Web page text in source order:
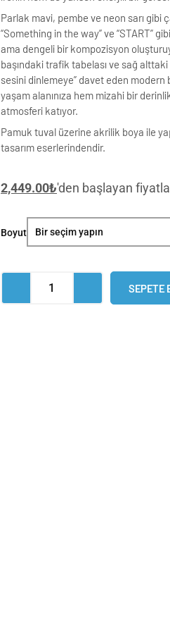
Parlak mavi, pembe ve neon sarı gibi
“Something in the way” ve “START”
ama dengeli bir kompozisyon
başındaki trafik tabelası ve sağ
sesini dinlemeye” davet eden
yaşam alanınıza hem mizahi bir
atmosferi katıyor.
Pamuk tuval üzerine akrilik boya ile
tasarım eserlerindendir.
2,449.00₺'den başlayan
Boyut
NEO-
MÖ
SEPETE